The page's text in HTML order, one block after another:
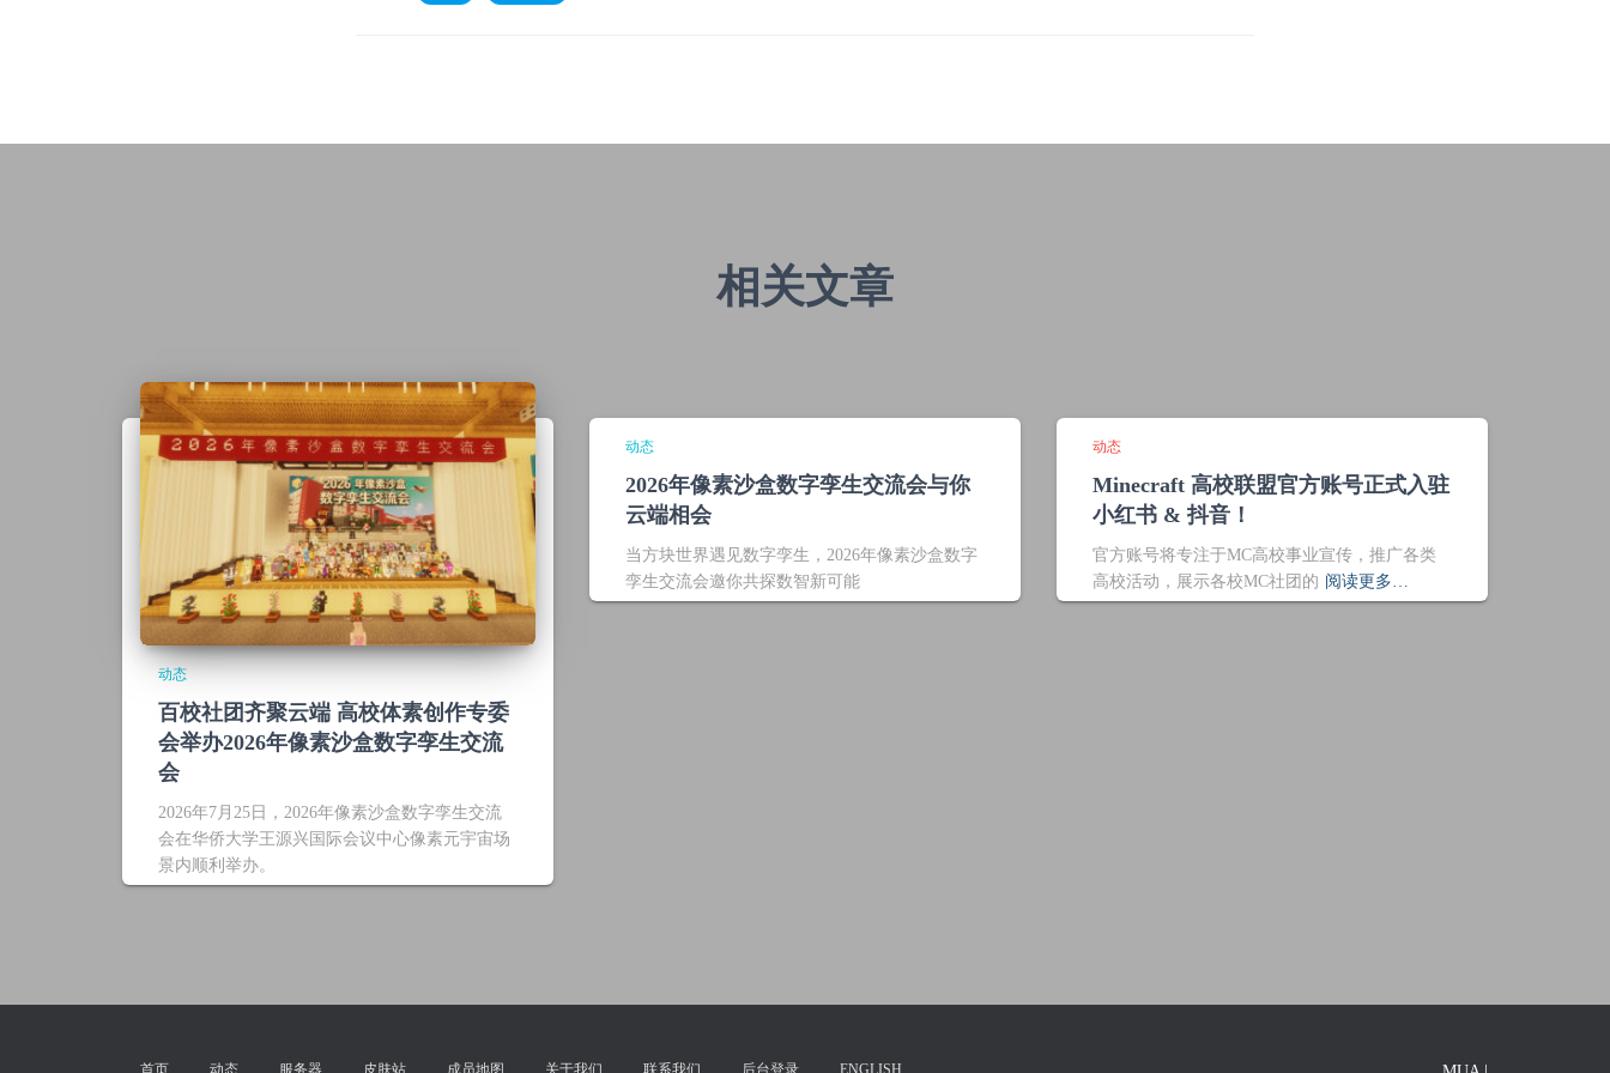
相关文章
动态
百校社团齐聚云端 高校体素创作专委
会举办2026年像素沙盒数字孪生交流
会
2026年7月25日，2026年像素沙盒数字孪生交流
会在华侨大学王源兴国际会议中心像素元宇宙场
景内顺利举办。
动态
2026年像素沙盒数字孪生交流会与你
云端相会
当方块世界遇见数字孪生，2026年像素沙盒数字
孪生交流会邀你共探数智新可能
动态
Minecraft 高校联盟官方账号正式入驻
小红书 & 抖音！
官方账号将专注于MC高校事业宣传，推广各类
高校活动，展示各校MC社团的 阅读更多…
首页 动态 服务器 皮肤站 成员地图 关于我们 联系我们 后台登录 ENGLISH